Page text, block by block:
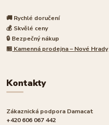
🚚 Rychlé doručení
💰 Skvělé ceny
🔒 Bezpečný nákup
🏪 Kamenná prodejna – Nové Hrady
Kontakty
Zákaznická podpora Damacat
+420 606 067 442